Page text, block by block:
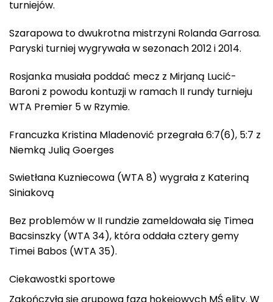
turniejów.
Szarapowa to dwukrotna mistrzyni Rolanda Garrosa.
Paryski turniej wygrywała w sezonach 2012 i 2014.
Rosjanka musiała poddać mecz z Mirjaną Lucić-
Baroni z powodu kontuzji w ramach II rundy turnieju
WTA Premier 5 w Rzymie.
Francuzka Kristina Mladenović przegrała 6:7(6), 5:7 z
Niemką Julią Goerges
Swietłana Kuzniecowa (WTA 8) wygrała z Kateriną
Siniakovą
Bez problemów w II rundzie zameldowała się Timea
Bacsinszky (WTA 34), która oddała cztery gemy
Timei Babos (WTA 35).
Ciekawostki sportowe